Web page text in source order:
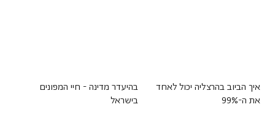
איך הביוב בהרצליה יכול לאחד
את ה-99%
בהיעדר מדינה - חיי המפונים
בישראל